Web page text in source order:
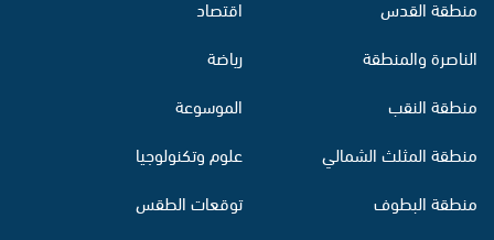
منطقة القدس
الناصرة والمنطقة
منطقة النقب
منطقة المثلث الشمالي
منطقة البطوف
اقتصاد
رياضة
الموسوعة
علوم وتكنولوجيا
توقعات الطقس